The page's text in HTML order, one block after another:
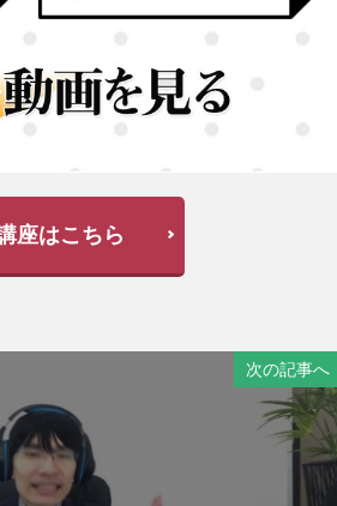
座はこちら
次の記事へ